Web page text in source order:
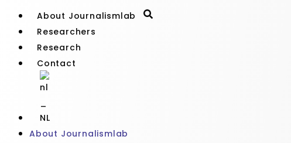
About Journalismlab
Researchers
Research
Contact
About Journalismlab